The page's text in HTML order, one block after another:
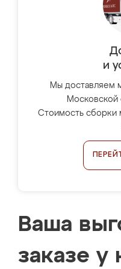
и
Мы доставляем
Московской
Стоимость сборки
Ваша
заказе у